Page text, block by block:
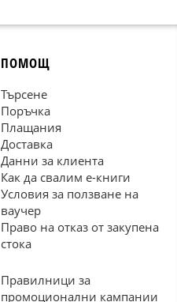
ПОМОЩ
Търсене
Поръчка
Плащания
Доставка
Данни за клиента
Как да свалим е-книги
Условия за ползване на
ваучер
Право на отказ от закупена
стока
Правилници за
промоционални кампании